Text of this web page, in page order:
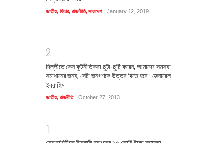
জাতীয়, ফিচার, রাজনীতি, সারাদেশ January 12, 2019
2
দিল্লীতে কেন কুটনীতিকরা ছুটা-ছুটি করেন, আমাদের সমস্যা
সমাধানের জন্য, সেটা জনগণকে উত্তর দিতে হবে : জেনারেল
ইবরাহিম
জাতীয়, রাজনীতি October 27, 2013
1